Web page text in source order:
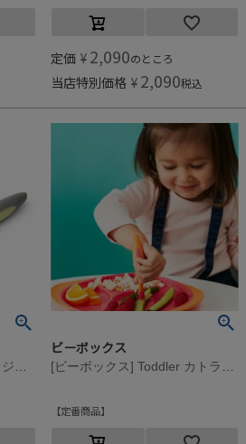
定価 ¥ 2,090のところ
当店特別価格 ¥ 2,090税込
[ビーボックス] カトラリー ジェラートシリーズ バナナスプリット
ビーボックス
[ビーボックス] Toddler カトラリー ストロベリーシェイク
定番商品